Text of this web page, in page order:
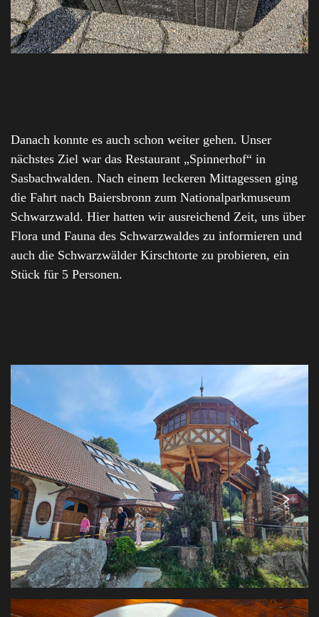
Danach konnte es auch schon weiter gehen. Unser
nächstes Ziel war das Restaurant „Spinnerhof“ in
Sasbachwalden. Nach einem leckeren Mittagessen ging
die Fahrt nach Baiersbronn zum Nationalparkmuseum
Schwarzwald. Hier hatten wir ausreichend Zeit, uns über
Flora und Fauna des Schwarzwaldes zu informieren und
auch die Schwarzwälder Kirschtorte zu probieren, ein
Stück für 5 Personen.